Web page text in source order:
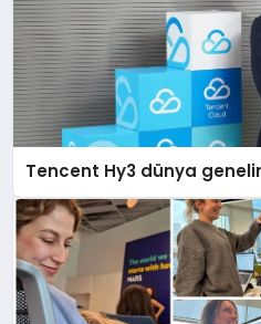
Tencent Hy3 dünya